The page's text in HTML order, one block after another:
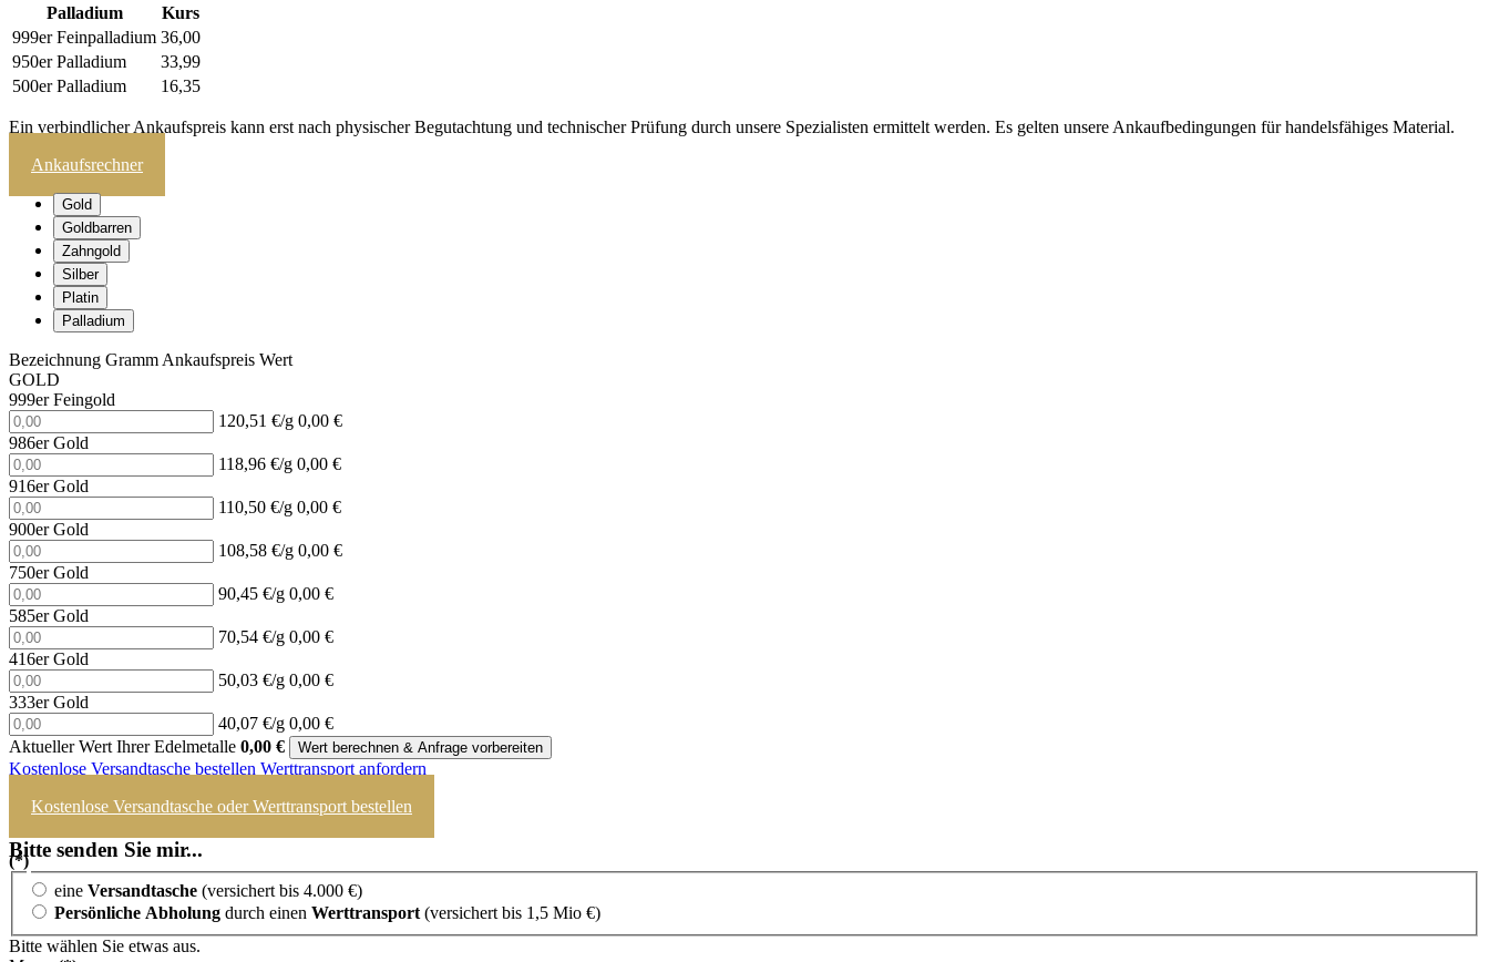
Palladium
Kurs
999er Feinpalladium 36,00
950er Palladium
33,99
500er Palladium
16,35
Ein verbindlicher Ankaufspreis kann erst nach physischer Begutachtung und technischer Prüfung durch unsere Spezialisten ermittelt werden. Es gelten unsere Ankaufbedingungen für handelsfähiges Material.
Ankaufsrechner
Gold
Goldbarren
Zahngold
Silber
Platin
Palladium
Bezeichnung Gramm Ankaufspreis Wert
GOLD
999er Feingold
120,51 €/g 0,00 €
986er Gold
118,96 €/g 0,00 €
916er Gold
110,50 €/g 0,00 €
900er Gold
108,58 €/g 0,00 €
750er Gold
90,45 €/g 0,00 €
585er Gold
70,54 €/g 0,00 €
416er Gold
50,03 €/g 0,00 €
333er Gold
40,07 €/g 0,00 €
Aktueller Wert Ihrer Edelmetalle 0,00 € Wert berechnen & Anfrage vorbereiten
Kostenlose Versandtasche bestellen Werttransport anfordern
Kostenlose Versandtasche oder Werttransport bestellen
Bitte senden Sie mir...
(*)
eine Versandtasche (versichert bis 4.000 €)
Persönliche Abholung durch einen Werttransport (versichert bis 1,5 Mio €)
Bitte wählen Sie etwas aus.